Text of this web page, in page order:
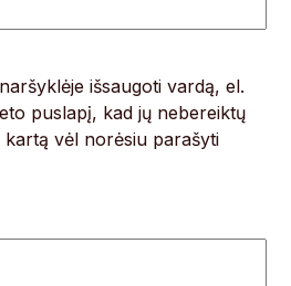
išsaugoti vardą, el.
puslapį, kad jų nebereiktų
kartą vėl norėsiu parašyti